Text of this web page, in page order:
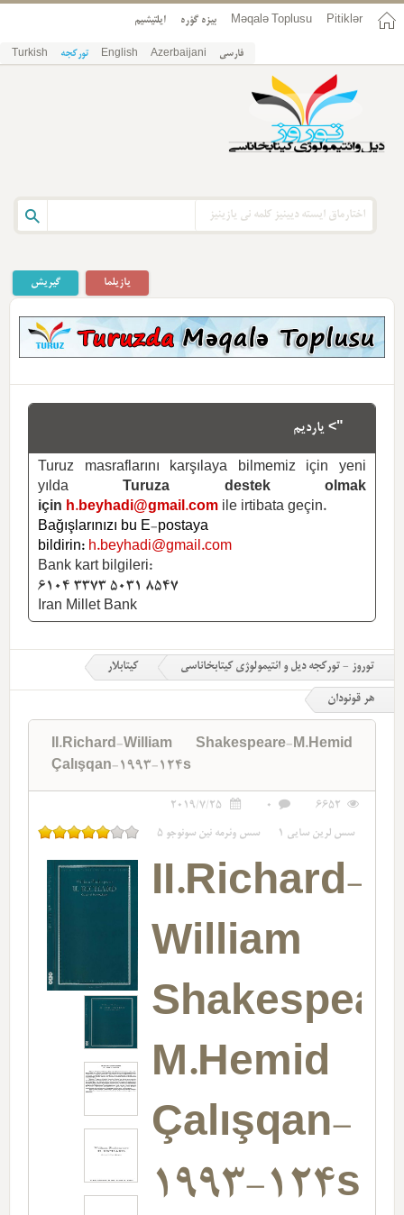
Pitiklər
Məqalə Toplusu بیزه گؤره ایلتیشیم
فارسی Azerbaijani
English تورکجه Turkish
گیریش یازیلما
"> یاردیم
Turuz masraflarını karşılaya bilmemiz için yeni
yılda
Turuza destek olmak
için h.beyhadi@gmail.com ile irtibata geçin.
Bağışlarınızı bu E-postaya
bildirin: h.beyhadi@gmail.com
Bank kart bilgileri:
6104 3373 5031 8547
Iran Millet Bank
توروز - تورکجه دیل و ائتیمولوژی کیتابخاناسی کیتابلار
هر قونودان
II.Richard-William Shakespeare-M.Hemid
Çalışqan-1993-124s
6652
0
2019/7/25
سس لرین سایی 1 سس وئرمه نین سونوجو 5
II.Richard-
William
M.Hemid
Çalışqan-
1993-124s